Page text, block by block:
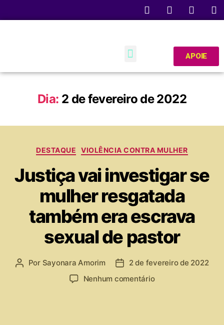
APOIE
Dia: 2 de fevereiro de 2022
DESTAQUE VIOLÊNCIA CONTRA MULHER
Justiça vai investigar se
mulher resgatada
também era escrava
sexual de pastor
Por Sayonara Amorim
2 de fevereiro de 2022
Nenhum comentário